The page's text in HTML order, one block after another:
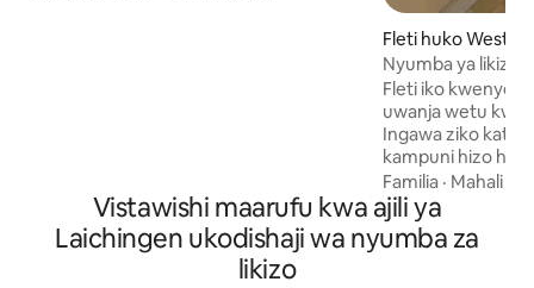
kwenye mitandao ya kijamii"
Fleti huko
Nyumba ya likizo
Fleti iko kwenye
uwanja wetu
Ingawa ziko
kampuni hizo
Karibu kabisa na
katikati ya eneo
Swabian Alb.
mapumziko na
Familia · Mahali
Vistawishi maarufu kwa ajili ya
Laichingen ukodishaji wa nyumba za
likizo